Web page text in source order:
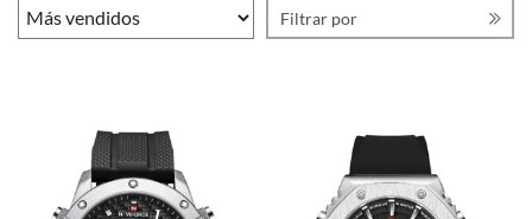
Filtrar por